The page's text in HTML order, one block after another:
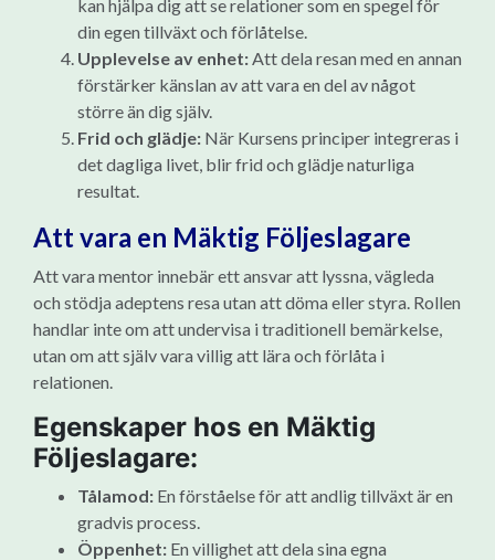
kan hjälpa dig att se relationer som en spegel för
din egen tillväxt och förlåtelse.
Upplevelse av enhet:Att dela resan med en annan
förstärker känslan av att vara en del av något
större än dig själv.
Frid och glädje: När Kursens principer integreras i
det dagliga livet, blir frid och glädje naturliga
resultat.
Att vara en Mäktig Följeslagare
Att vara mentor innebär ett ansvar att lyssna, vägleda
och stödja adeptens resa utan att döma eller styra. Rollen
handlar inte om att undervisa i traditionell bemärkelse,
utan om att själv vara villig att lära och förlåta i
relationen.
Egenskaper hos en Mäktig
Följeslagare:
Tålamod: En förståelse för att andlig tillväxt är en
gradvis process.
Öppenhet: En villighet att dela sina egna